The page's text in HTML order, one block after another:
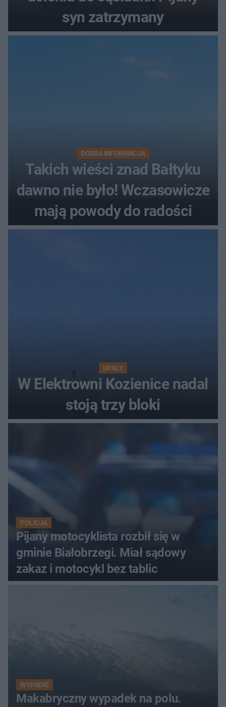
syn zatrzymany
DOBRA INFORMACJA
Takich wieści znad Bałtyku
dawno nie było! Wczasowicze
mają powody do radości
UPAŁY
W Elektrowni Kozienice nadal
stoją trzy bloki
POLICJA
Pijany motocyklista rozbił się w
gminie Białobrzegi. Miał sądowy
zakaz i motocykl bez tablic
WYPADKI
Makabryczny wypadek na polu.